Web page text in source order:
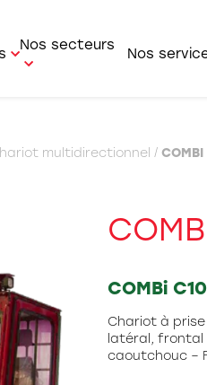
/
longue durée
Nos secteurs
Logistique
Aviation
Bois
Nos
multidirectionnel /
COMBi
Chariot à
latéral, frontal
caoutchouc –